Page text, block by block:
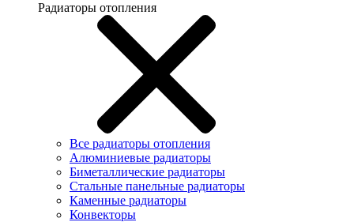
Радиаторы отопления
Все радиаторы отопления
Алюминиевые радиаторы
Биметаллические радиаторы
Стальные панельные радиаторы
Каменные радиаторы
Конвекторы